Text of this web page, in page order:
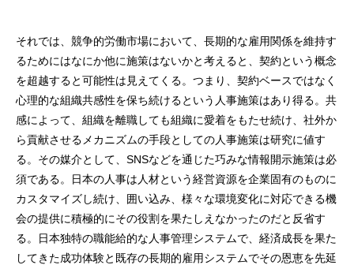
それでは、競争的労働市場において、長期的な雇用関係を維持す
るためにはなにか他に施策はないかと考えると、契約という概念
を超越すると可能性は見えてくる。つまり、契約ベースではなく
心理的な組織共感性を保ち続けるという人事施策はあり得る。共
感によって、組織を離職しても組織に愛着をもたせ続け、社外か
ら貢献させるメカニズムの手段としての人事施策は研究に値す
る。その媒介として、SNSなどを通じた巧みな情報開示施策は必
須である。日本の人事は人材という経営資源を企業固有のものに
カスタマイズし続け、囲い込み、様々な環境変化に対応できる機
会の提供に積極的にその役割を果たしえなかったのだと反省す
る。日本独特の職能給的な人事管理システムで、経済成長を果た
してきた成功体験と既存の長期的雇用システムでその恩恵を先延